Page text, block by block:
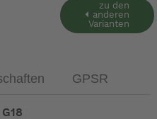
zu den
anderen
Varianten
GPSR